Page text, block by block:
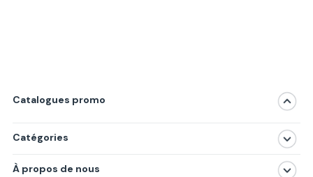
Catalogues promo
Catégories
Produits
À propos de nous